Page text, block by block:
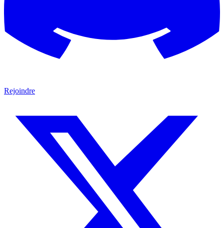
Rejoindre